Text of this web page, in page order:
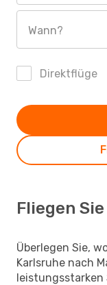
Wann?
Direktflüge
Fliegen
Überlegen Sie,
Karlsruhe nach
leistungsstarken